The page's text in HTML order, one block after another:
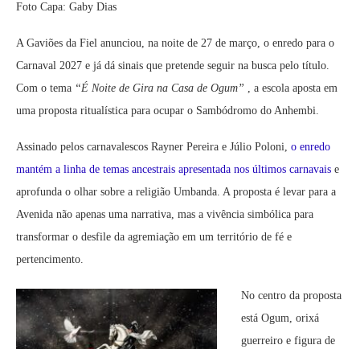
Foto Capa: Gaby Dias
A Gaviões da Fiel anunciou, na noite de 27 de março, o enredo para o
Carnaval 2027 e já dá sinais que pretende seguir na busca pelo título.
Com o tema “É Noite de Gira na Casa de Ogum” , a escola aposta em
uma proposta ritualística para ocupar o Sambódromo do Anhembi.
Assinado pelos carnavalescos Rayner Pereira e Júlio Poloni, o enredo
mantém a linha de temas ancestrais apresentada nos últimos carnavais e
aprofunda o olhar sobre a religião Umbanda. A proposta é levar para a
Avenida não apenas uma narrativa, mas a vivência simbólica para
transformar o desfile da agremiação em um território de fé e
pertencimento.
No centro da proposta
está Ogum, orixá
guerreiro e figura de